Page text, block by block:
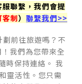
聯繫，我們會提
客制） 聯繫我們>>
前往旅遊嗎？不
我們為您帶來全
時保持連絡。 我
靈活性。您只需